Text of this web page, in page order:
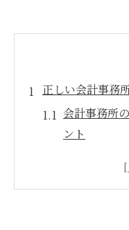
正しい会計事務
会計事務所
ント